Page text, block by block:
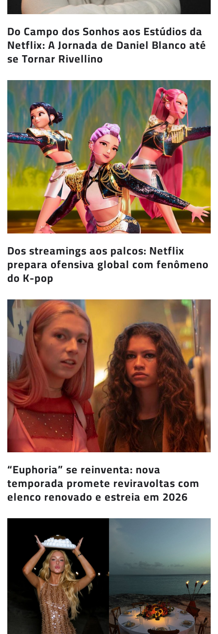
Do Campo dos Sonhos aos Estúdios da
Netflix: A Jornada de Daniel Blanco até
se Tornar Rivellino
Dos streamings aos palcos: Netflix
prepara ofensiva global com fenômeno
do K-pop
“Euphoria” se reinventa: nova
temporada promete reviravoltas com
elenco renovado e estreia em 2026